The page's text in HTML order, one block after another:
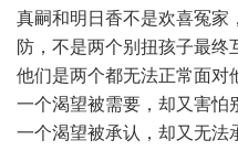
真嗣和明日香不是欢喜冤家
防，不是两个别扭孩子最终
他们是两个都无法正常面对
一个渴望被需要，却又害怕
一个渴望被承认，却又无法